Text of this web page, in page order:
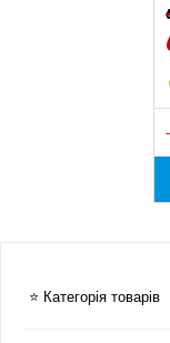
-
⭐ Категорія товарів